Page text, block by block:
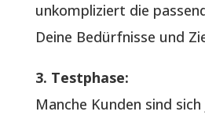
unkompliziert die
Deine Bedürfnisse und
3. Testphase:
Manche Kunden sind